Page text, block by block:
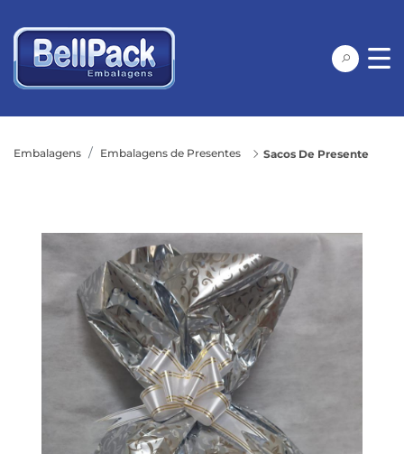
Embalagens Embalagens de Presentes Sacos De Presente